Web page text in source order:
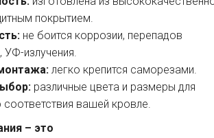
покрытием.
не боится коррозии, перепадов
УФ-излучения.
легко крепится саморезами.
различные цвета и размеры для
соответствия вашей кровле.
– это